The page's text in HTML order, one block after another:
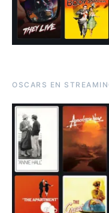
OSCARS EN